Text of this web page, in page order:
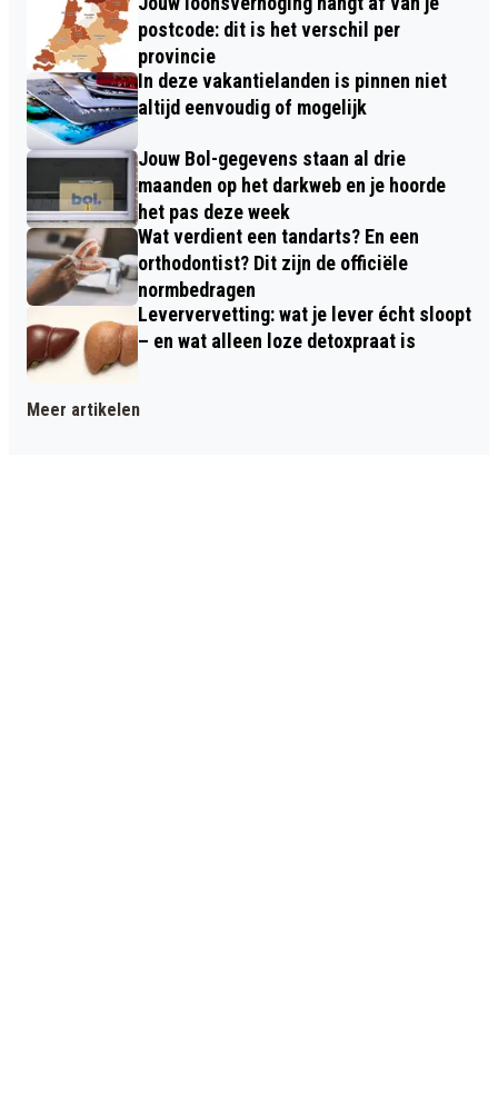
postcode: dit is het verschil per
provincie
In deze vakantielanden is pinnen niet
altijd eenvoudig of mogelijk
Jouw Bol-gegevens staan al drie
maanden op het darkweb en je hoorde
het pas deze week
Wat verdient een tandarts? En een
orthodontist? Dit zijn de officiële
normbedragen
Leververvetting: wat je lever écht sloopt
– en wat alleen loze detoxpraat is
Meer artikelen